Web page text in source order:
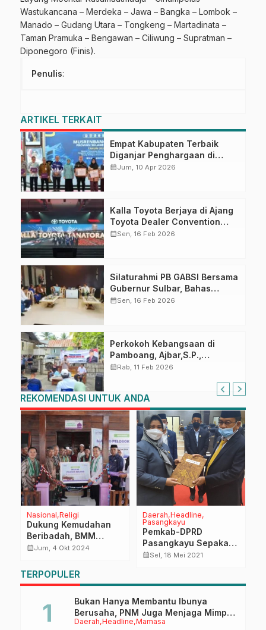
Wastukancana – Merdeka – Jawa – Bangka – Lombok –
Manado – Gudang Utara – Tongkeng – Martadinata –
Taman Pramuka – Bengawan – Ciliwung – Supratman –
Diponegoro (Finis).
Penulis:
ARTIKEL TERKAIT
Empat Kabupaten Terbaik
Diganjar Penghargaan di
Musrenbang Sulbar 2027
calendar_monthJum, 10 Apr 2026
Kalla Toyota Berjaya di Ajang
Toyota Dealer Convention
2026
calendar_monthSen, 16 Feb 2026
Silaturahmi PB GABSI Bersama
Gubernur Sulbar, Bahas
Persiapan Kejurnas Bridge ke-
calendar_monthSen, 16 Feb 2026
Perkokoh Kebangsaan di
Pamboang, Ajbar,S.P.,
Sosialisasi Empat Pilar di Desa
calendar_monthRab, 11 Feb 2026
REKOMENDASI UNTUK ANDA
Nasional Religi
Dukung Kemudahan
Beribadah, BMM
Resmikan
di Maluku
calendar_monthJum, 4 Okt 2024
Daerah Headline
Pasangkayu
Pemkab-DPRD
Pasangkayu Sepakati
Ranwal RPJMD 2021-
calendar_monthSel, 18 Mei 2021
TERPOPULER
Daerah Headline Mamasa
Bukan Hanya Membantu Ibunya
Berusaha, PNM Juga Menjaga Mimpi
Anaknya Untuk Menggapai Cita-Cita